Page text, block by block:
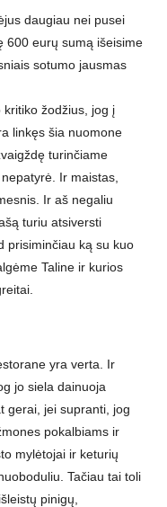
daugiau nei pusei
600 eurų sumą išeisime
sotumo jausmas
žodžius, jog į
linkęs šia nuomone
turinčiame
Ir maistas,
Ir aš negaliu
turiu atsiversti
prisiminčiau ką su kuo
Taline ir kurios
yra verta. Ir
jo siela dainuoja
gerai, jei supranti, jog
pokalbiams ir
mylėtojai ir keturių
Tačiau tai toli
pinigų,